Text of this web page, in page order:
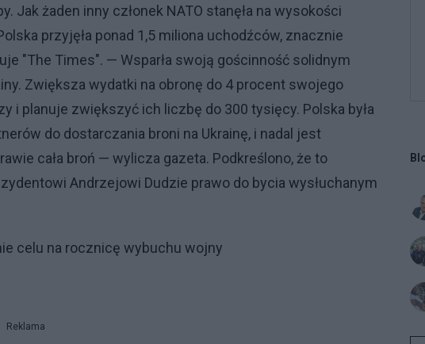
żaden inny członek NATO stanęła na wysokości
przyjęła ponad 1,5 miliona uchodźców, znacznie
"The Times". — Wsparła swoją gościnność solidnym
Zwiększa wydatki na obronę do 4 procent swojego
i planuje zwiększyć ich liczbę do 300 tysięcy. Polska była
do dostarczania broni na Ukrainę, i nadal jest
cała broń — wylicza gazeta. Podkreślono, że to
Andrzejowi Dudzie prawo do bycia wysłuchanym
celu na rocznicę wybuchu wojny
Reklama